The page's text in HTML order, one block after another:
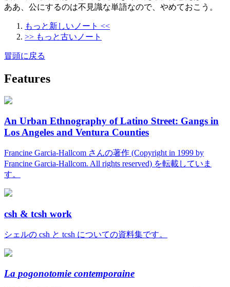
ああ、公にするのは不見識な単語なので、やめておこう。
もっと新しいノート <<
>> もっと古いノート
冒頭に戻る
Features
An Urban Ethnography of Latino Street: Gangs in
Los Angeles and Ventura Counties
Francine Garcia-Hallcom さんの著作 (Copyright in 1999 by
Francine Garcia-Hallcom. All rights reserved) を転載していま
す。
csh & tcsh work
シェルの csh と tcsh についての資料集です。
La pogonotomie contemporaine